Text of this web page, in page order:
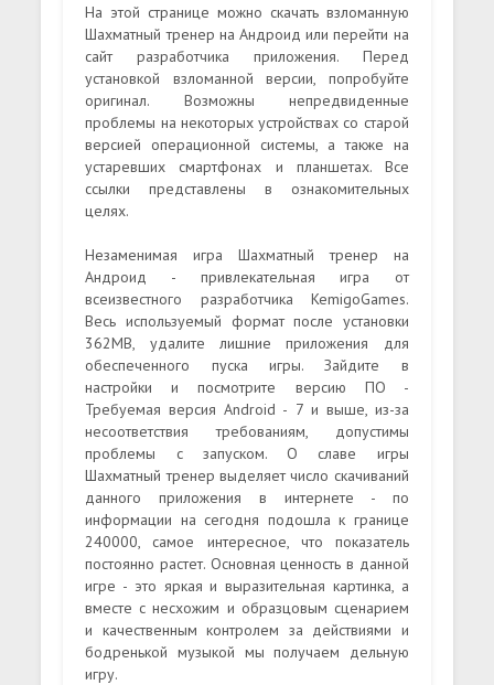
На этой странице можно скачать взломанную
Шахматный тренер на Андроид или перейти на
сайт разработчика приложения. Перед
установкой взломанной версии, попробуйте
оригинал. Возможны непредвиденные
проблемы на некоторых устройствах со старой
версией операционной системы, а также на
устаревших смартфонах и планшетах. Все
ссылки представлены в ознакомительных
целях.
Незаменимая игра Шахматный тренер на
Андроид - привлекательная игра от
всеизвестного разработчика KemigoGames.
Весь используемый формат после установки
362MB, удалите лишние приложения для
обеспеченного пуска игры. Зайдите в
настройки и посмотрите версию ПО -
Требуемая версия Android - 7 и выше, из-за
несоответствия требованиям, допустимы
проблемы с запуском. О славе игры
Шахматный тренер выделяет число скачиваний
данного приложения в интернете - по
информации на сегодня подошла к границе
240000, самое интересное, что показатель
постоянно растет. Основная ценность в данной
игре - это яркая и выразительная картинка, а
вместе с несхожим и образцовым сценарием
и качественным контролем за действиями и
бодренькой музыкой мы получаем дельную
игру.